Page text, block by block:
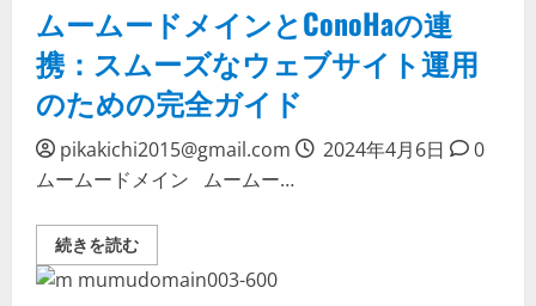
く
読
む
る
め
に
に
つ
て
詳
し
む
の
ム
ー
ズ
な
行：
あ
な
ド
メ
イ
ン、
ムームードメインとConoHaの連
携：スムーズなウェブサイト運用
のための完全ガイド
pikakichi2015@gmail.com 2024年4月6日
0
ムームードメイン ムームー…
続きを読むム
ー
ム
ー